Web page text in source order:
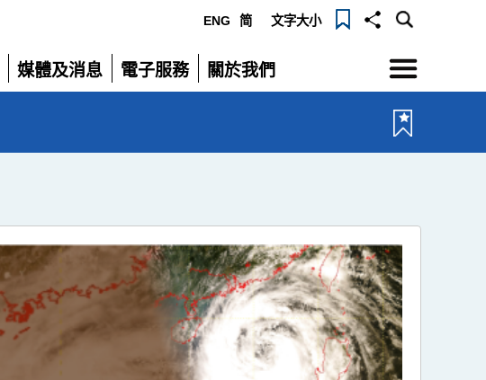
ENG 简 文字大小
媒體及消息
展
電子服務
展
關於我們
展
選
單